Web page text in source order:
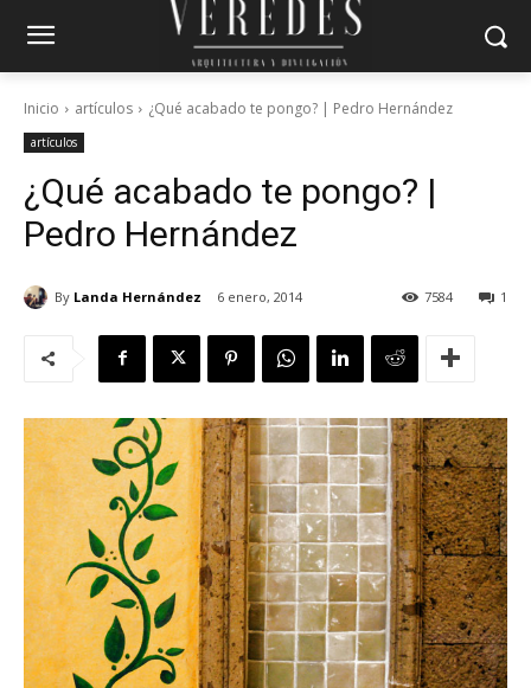
Inicio artículos ¿Qué acabado te pongo? | Pedro Hernández
artículos
¿Qué acabado te pongo? |
Pedro Hernández
By Landa Hernández 6 enero, 2014 1
7584